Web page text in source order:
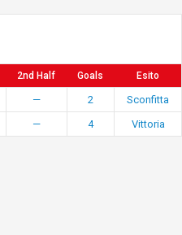
2nd Half Goals Esito
— 2
Sconfitta
— 4 Vittoria